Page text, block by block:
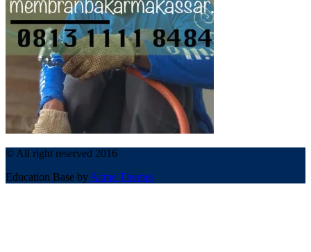
© All right reserved 2016
Education Base by Acme Themes